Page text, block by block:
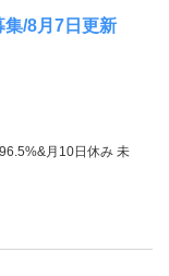
集/8月7日更新
月10日休み 未